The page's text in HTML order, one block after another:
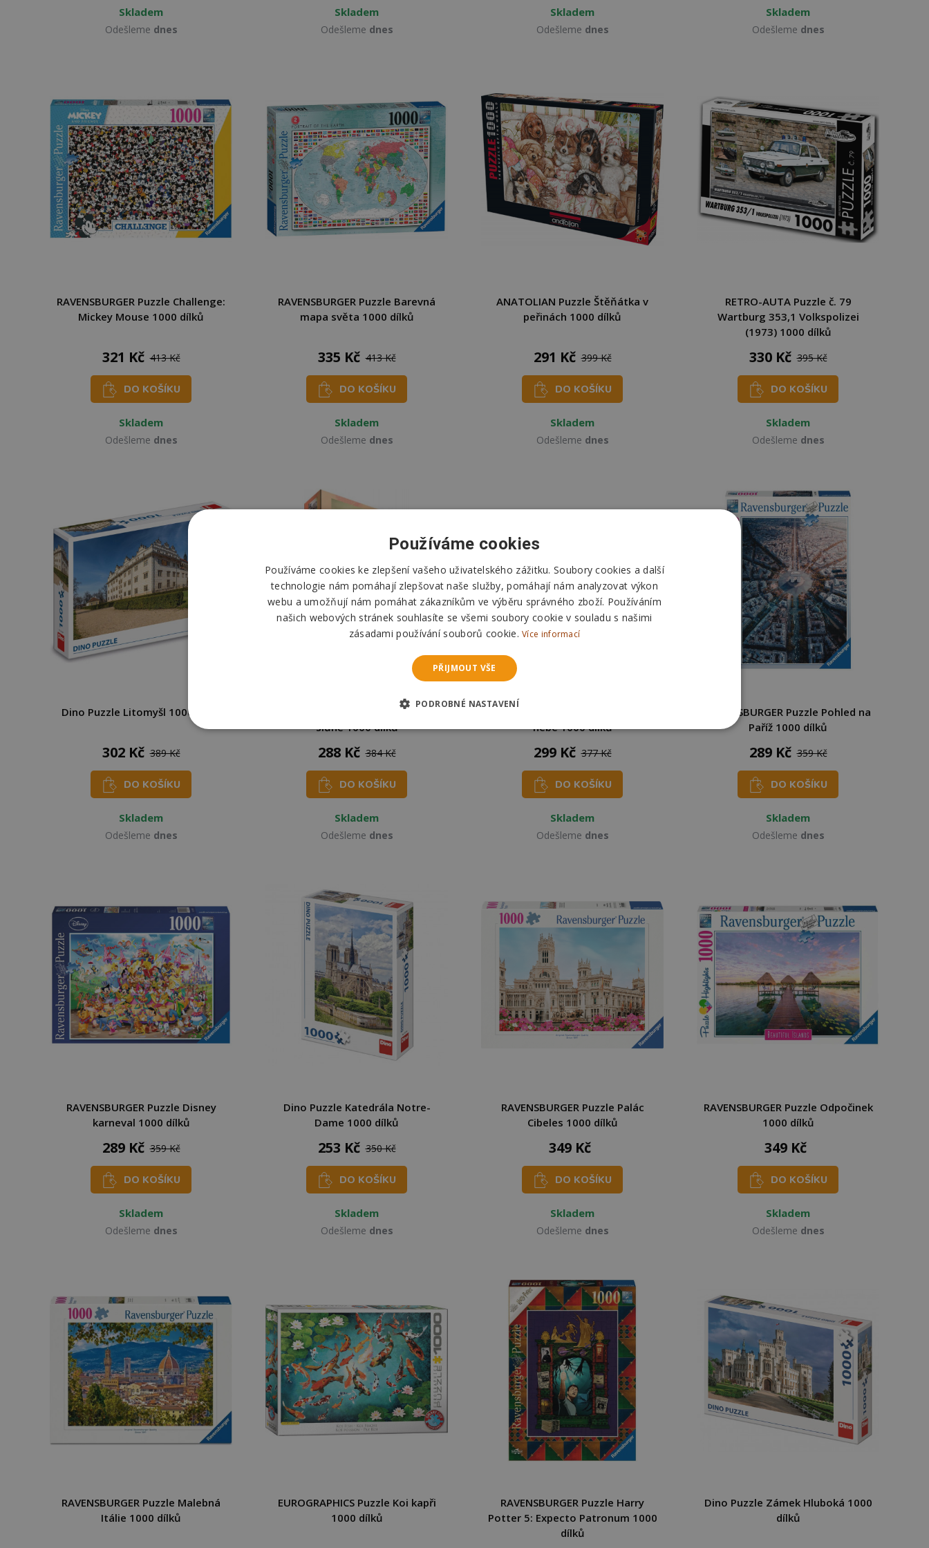
Skladem
Odešleme dnes
Skladem
Odešleme dnes
Skladem
Odešleme dnes
Skladem
Odešleme dnes
RAVENSBURGER Puzzle Challenge:
Mickey Mouse 1000 dílků
321 Kč 413 Kč
DO KOŠÍKU
Skladem
Odešleme dnes
RAVENSBURGER Puzzle Barevná
mapa světa 1000 dílků
335 Kč 413 Kč
DO KOŠÍKU
Skladem
Odešleme dnes
ANATOLIAN Puzzle Štěňátka v
peřinách 1000 dílků
291 Kč 399 Kč
DO KOŠÍKU
Skladem
Odešleme dnes
RETRO-AUTA Puzzle č. 79
Wartburg 353,1 Volkspolizei
(1973) 1000 dílků
330 Kč 395 Kč
DO KOŠÍKU
Skladem
Odešleme dnes
Dino Puzzle Litomyšl 1000 dílků
302 Kč 389 Kč
DO KOŠÍKU
Skladem
Odešleme dnes
EUROGRAPHICS Puzzle Slon a
slůně 1000 dílků
288 Kč 384 Kč
DO KOŠÍKU
Skladem
Odešleme dnes
nebe 1000 dílků
299 Kč 377 Kč
DO KOŠÍKU
Skladem
Odešleme dnes
RAVENSBURGER Puzzle Pohled na
Paříž 1000 dílků
289 Kč 359 Kč
DO KOŠÍKU
Skladem
Odešleme dnes
RAVENSBURGER Puzzle Disney
karneval 1000 dílků
289 Kč 359 Kč
DO KOŠÍKU
Skladem
Odešleme dnes
Dino Puzzle Katedrála Notre-
Dame 1000 dílků
253 Kč 350 Kč
DO KOŠÍKU
Skladem
Odešleme dnes
RAVENSBURGER Puzzle Palác
Cibeles 1000 dílků
349 Kč
DO KOŠÍKU
Skladem
Odešleme dnes
RAVENSBURGER Puzzle Odpočinek
1000 dílků
349 Kč
DO KOŠÍKU
Skladem
Odešleme dnes
RAVENSBURGER Puzzle Malebná
Itálie 1000 dílků
EUROGRAPHICS Puzzle Koi kapři
1000 dílků
RAVENSBURGER Puzzle Harry
Potter 5: Expecto Patronum 1000
dílků
Dino Puzzle Zámek Hluboká 1000
dílků
Používáme cookies
Používáme cookies ke zlepšení vašeho uživatelského zážitku. Soubory cookies a další
technologie nám pomáhají zlepšovat naše služby, pomáhají nám analyzovat výkon
webu a umožňují nám pomáhat zákazníkům ve výběru správného zboží. Používáním
našich webových stránek souhlasíte se všemi soubory cookie v souladu s našimi
zásadami používání souborů cookie.Více informací
PŘIJMOUT VŠE
PODROBNÉ NASTAVENÍ